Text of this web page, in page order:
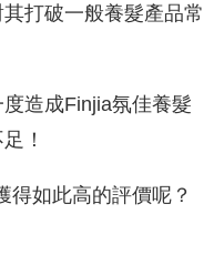
打破一般養髮產品常
造成Finjia氛佳養髮
！
得如此高的評價呢？